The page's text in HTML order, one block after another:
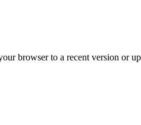
browser to a recent version or